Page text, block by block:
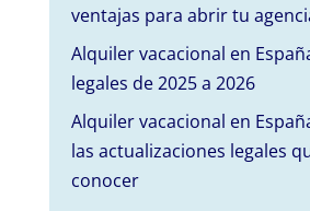
ventajas para abrir tu
Alquiler vacacional en
legales de 2025 a 2026
Alquiler vacacional en
las actualizaciones legales
conocer